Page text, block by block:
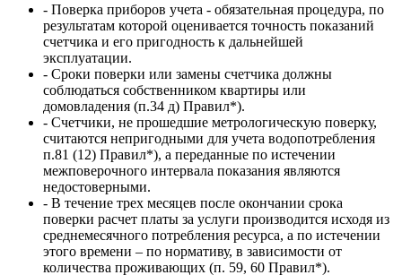
- Поверка приборов учета - обязательная процедура, по
результатам которой оценивается точность показаний
счетчика и его пригодность к дальнейшей
эксплуатации.
- Сроки поверки или замены счетчика должны
соблюдаться собственником квартиры или
домовладения (п.34 д) Правил*).
- Счетчики, не прошедшие метрологическую поверку,
считаются непригодными для учета водопотребления
п.81 (12) Правил*), а переданные по истечении
межповерочного интервала показания являются
недостоверными.
- В течение трех месяцев после окончании срока
поверки расчет платы за услуги производится исходя из
среднемесячного потребления ресурса, а по истечении
этого времени – по нормативу, в зависимости от
количества проживающих (п. 59, 60 Правил*).